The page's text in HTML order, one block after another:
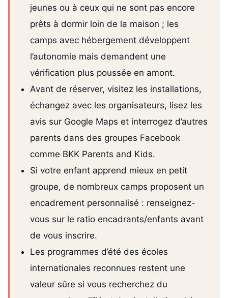
jeunes ou à ceux qui ne sont pas encore
prêts à dormir loin de la maison ; les
camps avec hébergement développent
l’autonomie mais demandent une
vérification plus poussée en amont.
Avant de réserver, visitez les installations,
échangez avec les organisateurs, lisez les
avis sur Google Maps et interrogez d’autres
parents dans des groupes Facebook
comme BKK Parents and Kids.
Si votre enfant apprend mieux en petit
groupe, de nombreux camps proposent un
encadrement personnalisé : renseignez-
vous sur le ratio encadrants/enfants avant
de vous inscrire.
Les programmes d’été des écoles
internationales reconnues restent une
valeur sûre si vous recherchez du